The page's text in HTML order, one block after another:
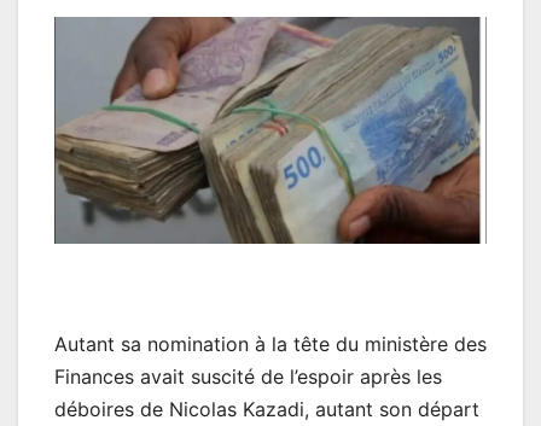
Autant sa nomination à la tête du ministère des
Finances avait suscité de l’espoir après les
déboires de Nicolas Kazadi, autant son départ